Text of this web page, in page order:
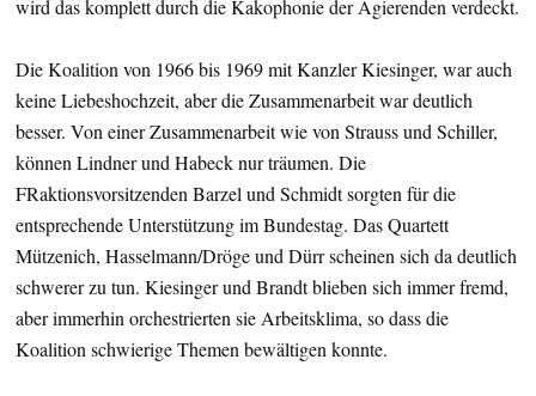
wird das komplett durch die Kakophonie der Agierenden verdeckt.
Die Koalition von 1966 bis 1969 mit Kanzler Kiesinger, war auch
keine Liebeshochzeit, aber die Zusammenarbeit war deutlich
besser. Von einer Zusammenarbeit wie von Strauss und Schiller,
können Lindner und Habeck nur träumen. Die
FRaktionsvorsitzenden Barzel und Schmidt sorgten für die
entsprechende Unterstützung im Bundestag. Das Quartett
Mützenich, Hasselmann/Dröge und Dürr scheinen sich da deutlich
schwerer zu tun. Kiesinger und Brandt blieben sich immer fremd,
aber immerhin orchestrierten sie Arbeitsklima, so dass die
Koalition schwierige Themen bewältigen konnte.